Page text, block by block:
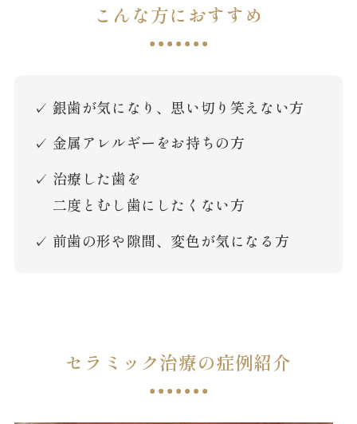
こんな方におすすめ
銀歯が気になり、思い切り笑えない方
金属アレルギーをお持ちの方
治療した歯を
二度とむし歯にしたくない方
前歯の形や隙間、変色が気になる方
セラミック治療の症例紹介